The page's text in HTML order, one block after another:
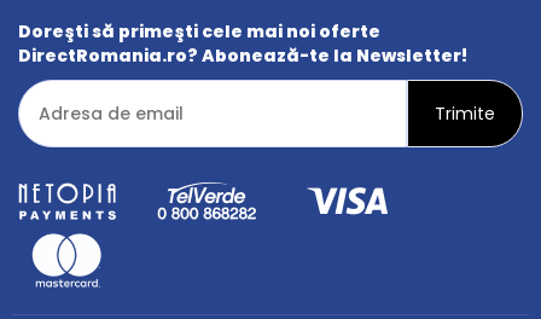
Doreşti să primeşti cele mai noi oferte
DirectRomania.ro? Abonează-te la Newsletter!